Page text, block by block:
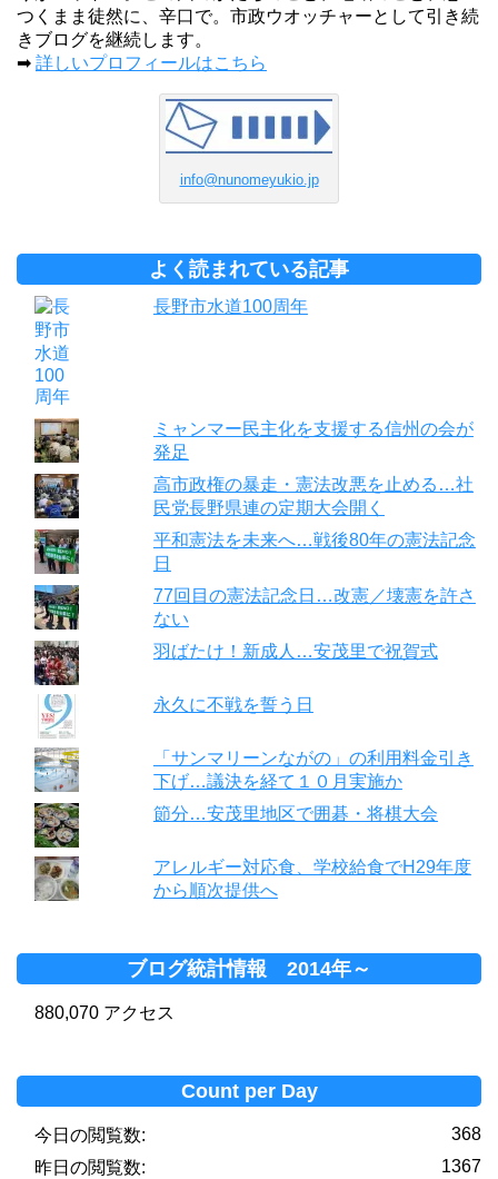
つくまま徒然に、辛口で。市政ウオッチャーとして引き続
きブログを継続します。
➡ 詳しいプロフィールはこちら
info@nunomeyukio.jp
よく読まれている記事
長野市水道100周年
ミャンマー民主化を支援する信州の会が
発足
高市政権の暴走・憲法改悪を止める…社
民党長野県連の定期大会開く
平和憲法を未来へ…戦後80年の憲法記念
日
77回目の憲法記念日…改憲／壊憲を許さ
ない
羽ばたけ！新成人…安茂里で祝賀式
永久に不戦を誓う日
「サンマリーンながの」の利用料金引き
下げ…議決を経て１０月実施か
節分…安茂里地区で囲碁・将棋大会
アレルギー対応食、学校給食でH29年度
から順次提供へ
ブログ統計情報 2014年～
880,070 アクセス
Count per Day
368
今日の閲覧数:
1367
昨日の閲覧数: